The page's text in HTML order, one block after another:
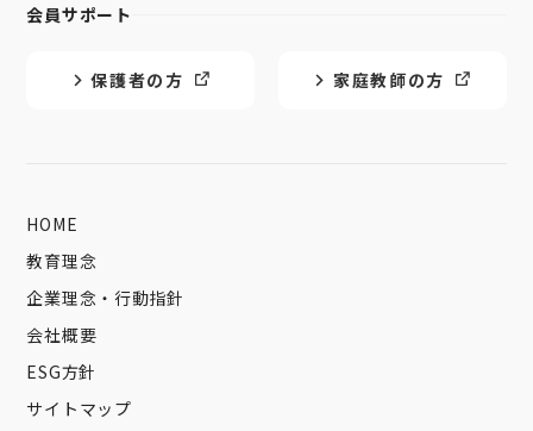
会員サポート
保護者の方 家庭教師の方
HOME
教育理念
企業理念・行動指針
会社概要
ESG方針
サイトマップ